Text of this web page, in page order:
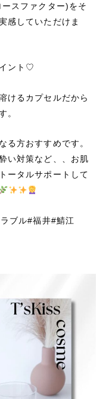
スファクター)をそ
感していただけま
ント♡
けるカプセルだから
。
る方おすすめです。
い対策など、、お肌
ータルサポートして
ブル#福井#鯖江